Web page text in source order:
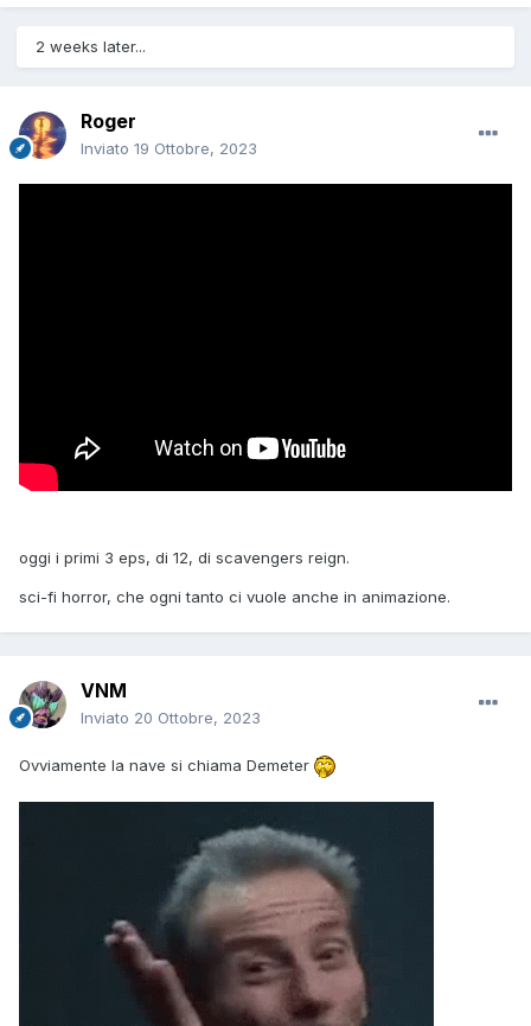
2 weeks later...
Roger
Inviato 19 Ottobre, 2023
oggi i primi 3 eps, di 12, di scavengers reign.
sci-fi horror, che ogni tanto ci vuole anche in animazione.
VNM
Inviato 20 Ottobre, 2023
Ovviamente la nave si chiama Demeter